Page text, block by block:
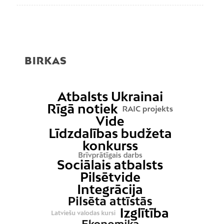
BIRKAS
Atbalsts Ukrainai
Rīgā notiek RAIC projekts
Vide
Līdzdalības budžeta
konkurss
Brīvprātīgais darbs
Sociālais atbalsts
Pilsētvide
Integrācija
Pilsēta attīstās
Latviešu valodas kursi Izglītība